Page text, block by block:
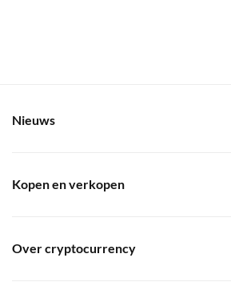
Nieuws
Kopen en verkopen
Over cryptocurrency